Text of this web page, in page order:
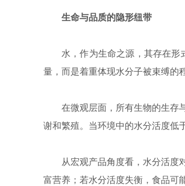
生命与品质的隐形纽带
水，作为生命之源，其存在
量，而是着重体现水分子被束缚的
在微观层面，所有生物的生存
谢和繁殖。当环境中的水分活度低
从宏观产品角度看，水分活度
富营养；若水分活度失衡，食品可